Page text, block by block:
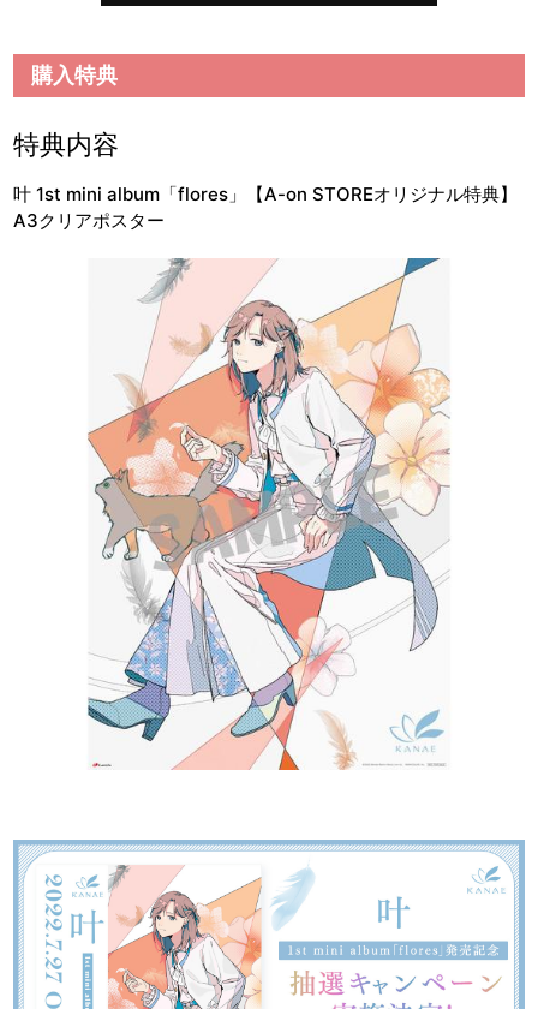
購入特典
特典内容
叶 1st mini album「flores」【A-on STOREオリジナル特典】
A3クリアポスター